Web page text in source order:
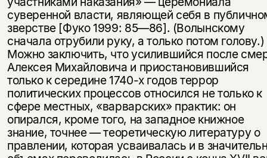
суверенной власти, являющей себя в
зверстве [Фуко 1999: 85—86]. (Волынскому
сначала отрубили руку, а только потом голову.)
Можно заключить, что усилившийся после
Алексея Михайловича и приостановившийся
только к середине 1740-х годов террор
политических процессов относился не только к
сфере местных, «варварских» практик: он
опирался, кроме того, на западное книжное
знание, точнее — теоретическую литературу о
правлении, которая усваивалась и в